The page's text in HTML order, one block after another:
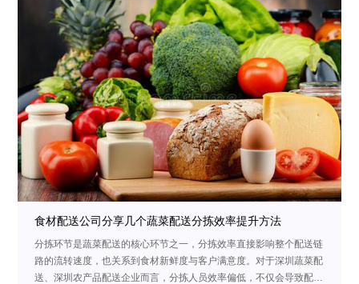
食材配送公司分享几个蔬菜配送分拣效率提升方法
分拣环节是蔬菜配送的核心环节之一，分拣效率直接影响整个配送链
路的流转速度，也关系到食材新鲜度与客户满意度。对于深圳蔬菜配
送、深圳农产品配送企业而言，分拣人员效率偏低，不仅会导致配送